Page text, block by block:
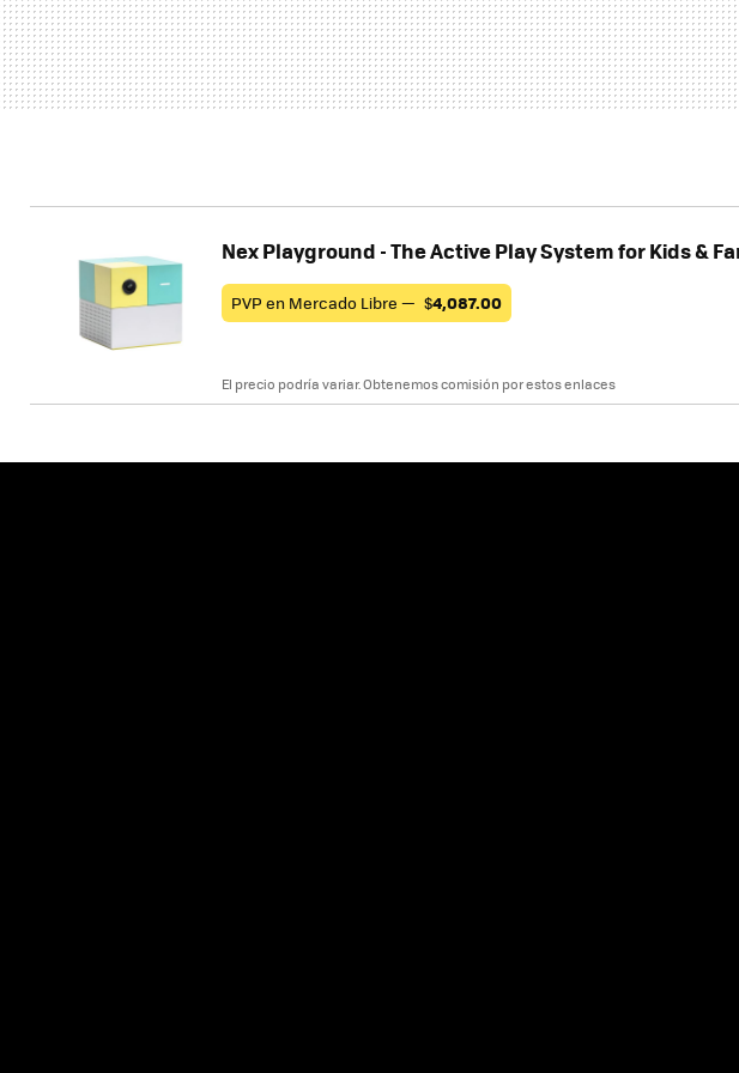
Nex Playground - The Active Play System for Kids &
PVP en Mercado Libre — $4,087.00
El precio podría variar. Obtenemos comisión por estos enlaces